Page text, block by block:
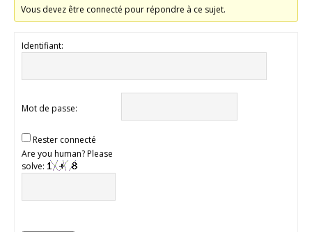
Vous devez être connecté pour répondre à ce sujet.
Identifiant:
Mot de passe:
Rester connecté
Are you human? Please
solve: